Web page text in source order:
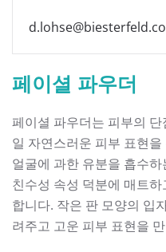
페이셜 파우더
페이셜 파우더는 피부의
일 자연스러운 피부 표현
얼굴에 과한 유분을 흡수
친수성 속성 덕분에 매트
합니다. 작은 판 모양의 입
려주고 고운 피부 표현을